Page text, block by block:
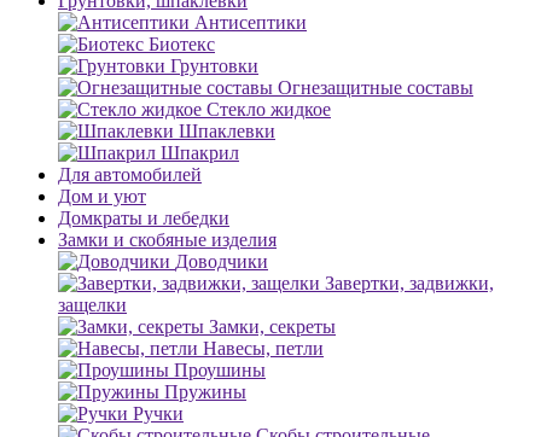
Антисептики
Биотекс
Грунтовки
Огнезащитные составы
Стекло жидкое
Шпаклевки
Шпакрил
Для автомобилей
Дом и уют
Домкраты и лебедки
Замки и скобяные изделия
Доводчики
Завертки, задвижки,
защелки
Замки, секреты
Навесы, петли
Проушины
Пружины
Ручки